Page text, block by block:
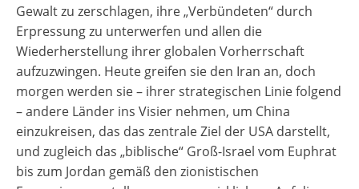
Gewalt zu zerschlagen, ihre „Verbündeten“ durch
Erpressung zu unterwerfen und allen die
Wiederherstellung ihrer globalen Vorherrschaft
aufzuzwingen. Heute greifen sie den Iran an, doch
morgen werden sie – ihrer strategischen Linie folgend
– andere Länder ins Visier nehmen, um China
einzukreisen, das das zentrale Ziel der USA darstellt,
und zugleich das „biblische“ Groß-Israel vom Euphrat
bis zum Jordan gemäß den zionistischen